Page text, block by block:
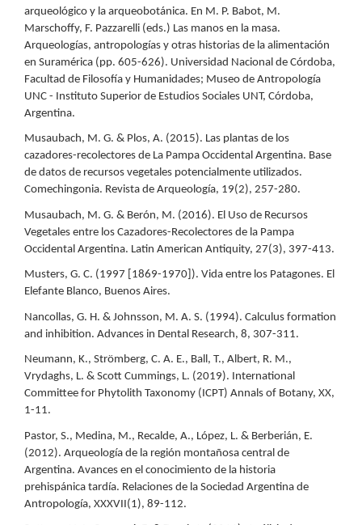
arqueológico y la arqueobotánica. En M. P. Babot, M.
Marschoffy, F. Pazzarelli (eds.) Las manos en la masa.
Arqueologías, antropologías y otras historias de la alimentación
en Suramérica (pp. 605-626). Universidad Nacional de Córdoba,
Facultad de Filosofía y Humanidades; Museo de Antropología
UNC - Instituto Superior de Estudios Sociales UNT, Córdoba,
Argentina.
Musaubach, M. G. & Plos, A. (2015). Las plantas de los
cazadores-recolectores de La Pampa Occidental Argentina. Base
de datos de recursos vegetales potencialmente utilizados.
Comechingonia. Revista de Arqueología, 19(2), 257-280.
Musaubach, M. G. & Berón, M. (2016). El Uso de Recursos
Vegetales entre los Cazadores-Recolectores de la Pampa
Occidental Argentina. Latin American Antiquity, 27(3), 397-413.
Musters, G. C. (1997 [1869-1970]). Vida entre los Patagones. El
Elefante Blanco, Buenos Aires.
Nancollas, G. H. & Johnsson, M. A. S. (1994). Calculus formation
and inhibition. Advances in Dental Research, 8, 307-311.
Neumann, K., Strömberg, C. A. E., Ball, T., Albert, R. M.,
Vrydaghs, L. & Scott Cummings, L. (2019). International
Committee for Phytolith Taxonomy (ICPT) Annals of Botany, XX,
1-11.
Pastor, S., Medina, M., Recalde, A., López, L. & Berberián, E.
(2012). Arqueología de la región montañosa central de
Argentina. Avances en el conocimiento de la historia
prehispánica tardía. Relaciones de la Sociedad Argentina de
Antropología, XXXVII(1), 89-112.